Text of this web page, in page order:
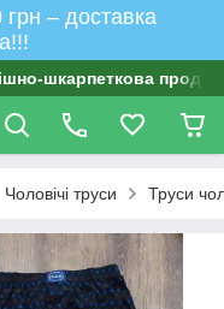
– доставка
шкарпеткова
Чоловічі труси Труси